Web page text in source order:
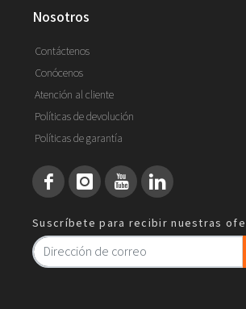
nosotros
Contáctenos
Conócenos
Atención al cliente
Políticas de devolución
Políticas de garantía
Suscríbete para recibir nuestras